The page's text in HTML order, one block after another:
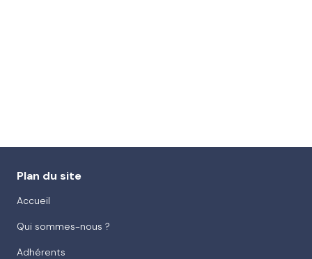
Plan du site
Accueil
Qui sommes-nous ?
Adhérents